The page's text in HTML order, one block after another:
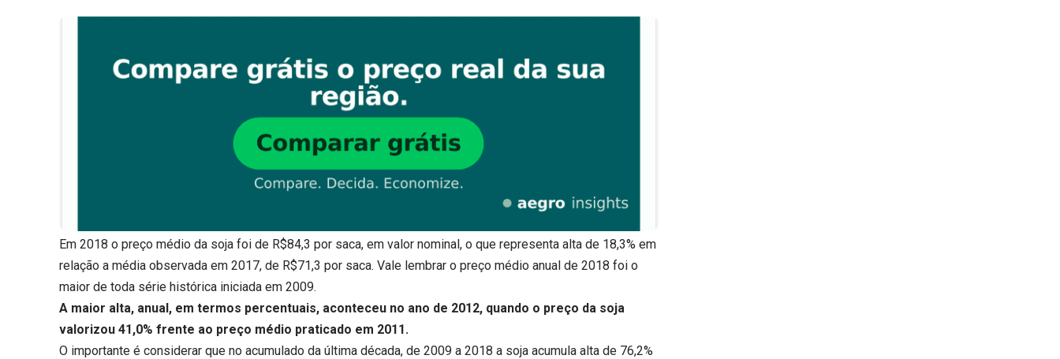
Em 2018 o preço médio da soja foi de R$84,3 por saca, em valor nominal, o que representa alta de 18,3% em
relação a média observada em 2017, de R$71,3 por saca. Vale lembrar o preço médio anual de 2018 foi o
maior de toda série histórica iniciada em 2009.
A maior alta, anual, em termos percentuais, aconteceu no ano de 2012, quando o preço da soja
valorizou 41,0% frente ao preço médio praticado em 2011.
O importante é considerar que no acumulado da última década, de 2009 a 2018 a soja acumula alta de 76,2%